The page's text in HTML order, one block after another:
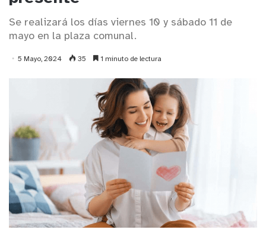
Se realizará los días viernes 10 y sábado 11 de
mayo en la plaza comunal.
5 Mayo, 2024 35 1 minuto de lectura